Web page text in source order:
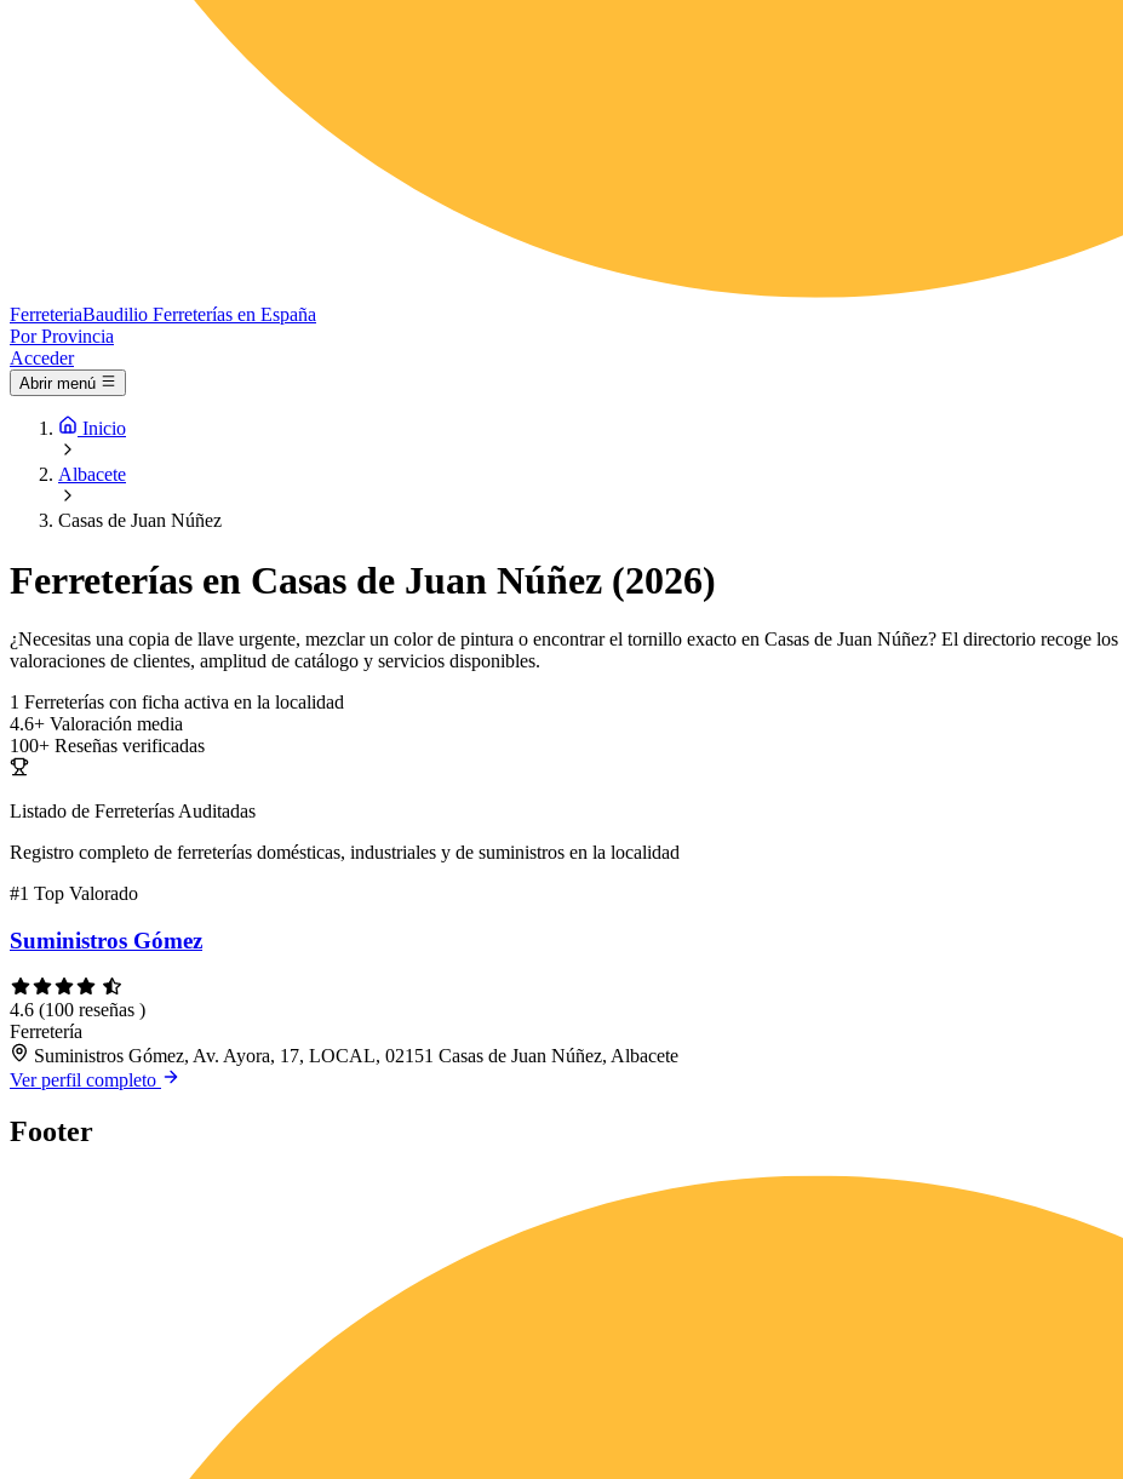
FerreteriaBaudilio Ferreterías en España
Por Provincia
Acceder
Abrir menú
Inicio
Albacete
Casas de Juan Núñez
Ferreterías en Casas de Juan Núñez (2026)
¿Necesitas una copia de llave urgente, mezclar un color de pintura o encontrar el tornillo exacto en Casas de Juan Núñez? El directorio recoge
valoraciones de clientes, amplitud de catálogo y servicios disponibles.
1 Ferreterías con ficha activa en la localidad
4.6+ Valoración media
100+ Reseñas verificadas
Listado de Ferreterías Auditadas
Registro completo de ferreterías domésticas, industriales y de suministros en la localidad
#1 Top Valorado
Suministros Gómez
4.6 (100 reseñas )
Ferretería
Suministros Gómez, Av. Ayora, 17, LOCAL, 02151 Casas de Juan Núñez, Albacete
Ver perfil completo
Footer